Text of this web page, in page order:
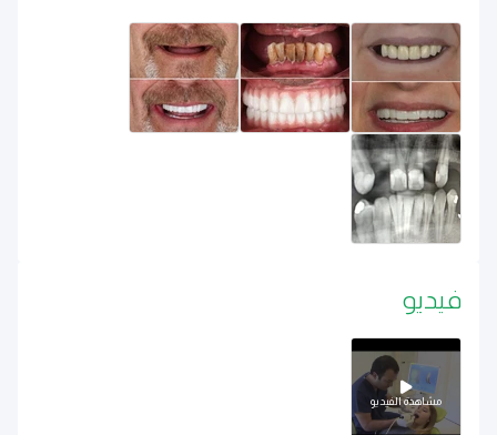
فيديو
مشاهدة الفيديو